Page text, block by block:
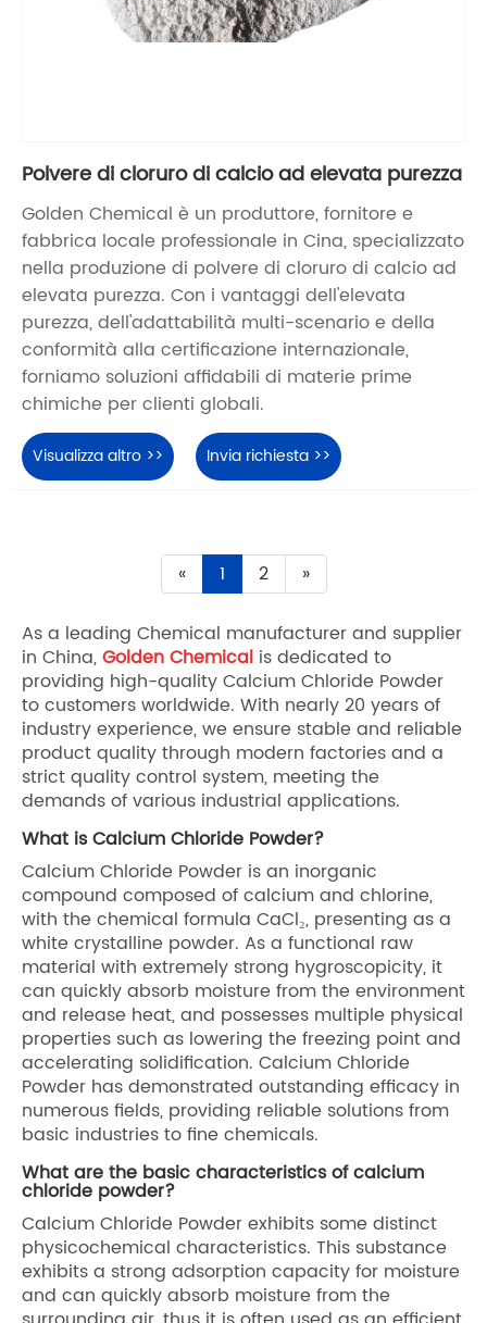
Polvere di cloruro di calcio ad elevata purezza
Golden Chemical è un produttore, fornitore e
fabbrica locale professionale in Cina, specializzato
nella produzione di polvere di cloruro di calcio ad
elevata purezza. Con i vantaggi dell'elevata
purezza, dell'adattabilità multi-scenario e della
conformità alla certificazione internazionale,
forniamo soluzioni affidabili di materie prime
chimiche per clienti globali.
Visualizza altro >> Invia richiesta >>
« 1 2 »
As a leading Chemical manufacturer and supplier
in China,Golden Chemical is dedicated to
providing high-quality Calcium Chloride Powder
to customers worldwide. With nearly 20 years of
industry experience, we ensure stable and reliable
product quality through modern factories and a
strict quality control system, meeting the
demands of various industrial applications.
What is Calcium Chloride Powder?
Calcium Chloride Powder is an inorganic
compound composed of calcium and chlorine,
with the chemical formula CaCl₂, presenting as a
white crystalline powder. As a functional raw
material with extremely strong hygroscopicity, it
can quickly absorb moisture from the environment
and release heat, and possesses multiple physical
properties such as lowering the freezing point and
accelerating solidification. Calcium Chloride
Powder has demonstrated outstanding efficacy in
numerous fields, providing reliable solutions from
basic industries to fine chemicals.
What are the basic characteristics of calcium
chloride powder?
Calcium Chloride Powder exhibits some distinct
physicochemical characteristics. This substance
exhibits a strong adsorption capacity for moisture
and can quickly absorb moisture from the